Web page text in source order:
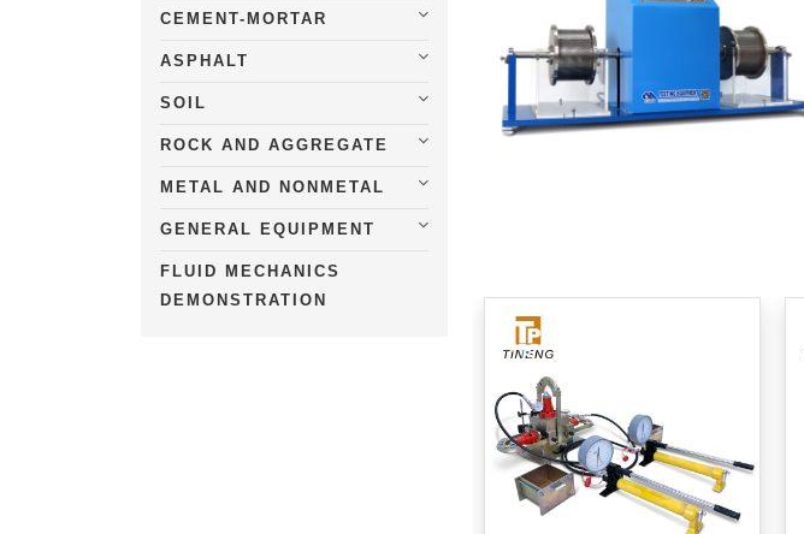
CEMENT-MORTAR
ASPHALT
SOIL
ROCK AND AGGREGATE
METAL AND NONMETAL
GENERAL EQUIPMENT
FLUID MECHANICS
DEMONSTRATION